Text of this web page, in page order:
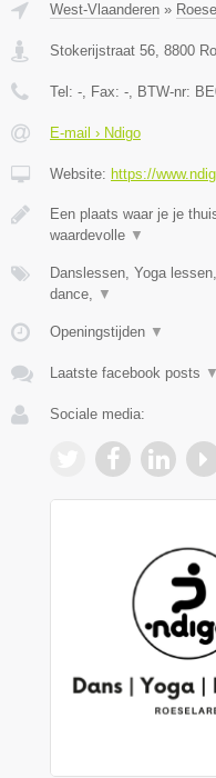
West-Vlaanderen »
Stokerijstraat 56 8800
Tel: - , Fax: - , BTW-nr:
E-mail › Ndigo
Website: https://
Een plaats waar je je
waardevolle ▼
Danslessen, Yoga
dance,
▼
Openingstijden ▼
Laatste facebook posts ▼
Sociale media: